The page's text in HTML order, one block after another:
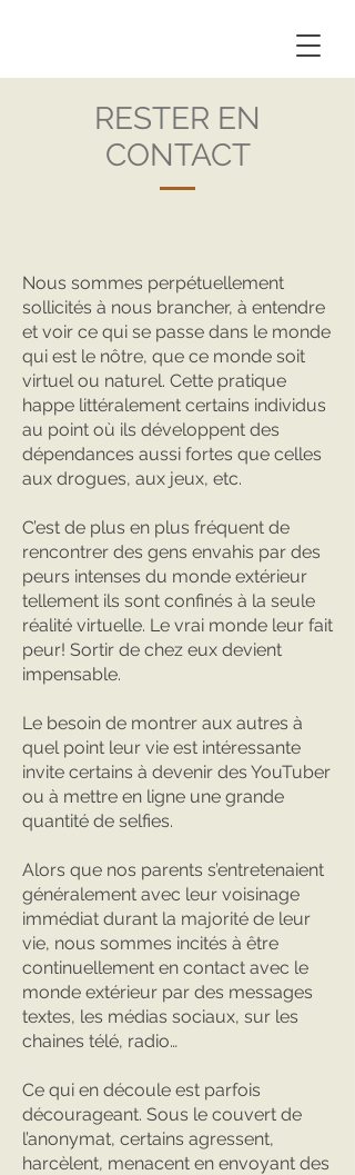
RESTER EN
CONTACT
Nous sommes perpétuellement
sollicités à nous brancher, à entendre
et voir ce qui se passe dans le monde
qui est le nôtre, que ce monde soit
virtuel ou naturel. Cette pratique
happe littéralement certains individus
au point où ils développent des
dépendances aussi fortes que celles
aux drogues, aux jeux, etc.
C’est de plus en plus fréquent de
rencontrer des gens envahis par des
peurs intenses du monde extérieur
tellement ils sont confinés à la seule
réalité virtuelle. Le vrai monde leur fait
peur! Sortir de chez eux devient
impensable.
Le besoin de montrer aux autres à
quel point leur vie est intéressante
invite certains à devenir des YouTuber
ou à mettre en ligne une grande
quantité de selfies.
Alors que nos parents s’entretenaient
généralement avec leur voisinage
immédiat durant la majorité de leur
vie, nous sommes incités à être
continuellement en contact avec le
monde extérieur par des messages
textes, les médias sociaux, sur les
chaines télé, radio…
Ce qui en découle est parfois
décourageant. Sous le couvert de
l’anonymat, certains agressent,
harcèlent, menacent en envoyant des